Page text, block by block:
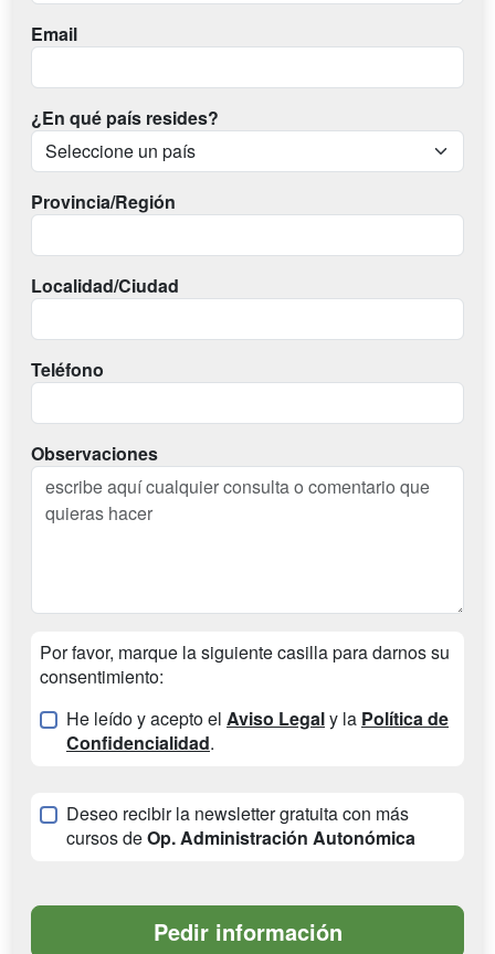
Email
¿En qué país resides?
Provincia/Región
Localidad/Ciudad
Teléfono
Observaciones
Por favor, marque la siguiente casilla para darnos su
consentimiento:
He leído y acepto el Aviso Legaly la Política de
Confidencialidad.
Deseo recibir la newsletter gratuita con más
cursos deOp. Administración Autonómica